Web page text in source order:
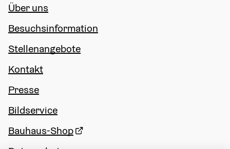
Über uns
Besuchsinformation
Stellenangebote
Kontakt
Presse
Bildservice
Bauhaus-Shop